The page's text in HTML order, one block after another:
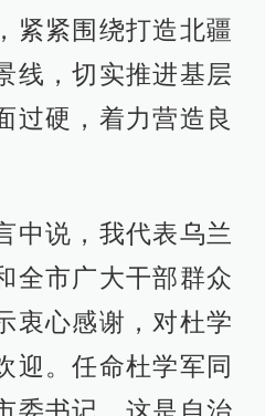
紧紧围绕打造北疆
线，切实推进基层
过硬，着力营造良
中说，我代表乌兰
全市广大干部群众
衷心感谢，对杜学
迎。任命杜学军同
委书记，这是自治